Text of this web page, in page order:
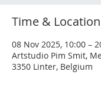
Time & Location
08 Nov 2025, 10:00 –
Artstudio Pim Smit,
3350 Linter, Belgium